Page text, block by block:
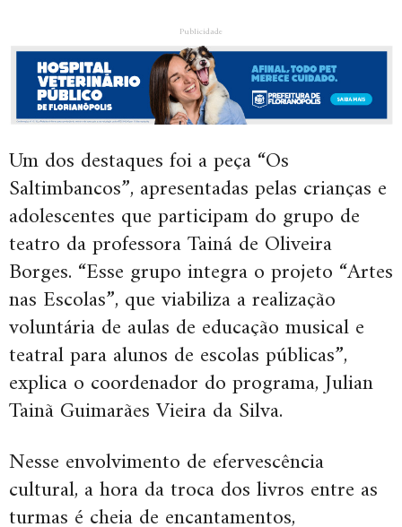
Publicidade
Um dos destaques foi a peça “Os
Saltimbancos”, apresentadas pelas crianças e
adolescentes que participam do grupo de
teatro da professora Tainá de Oliveira
Borges. “Esse grupo integra o projeto “Artes
nas Escolas”, que viabiliza a realização
voluntária de aulas de educação musical e
teatral para alunos de escolas públicas”,
explica o coordenador do programa, Julian
Tainã Guimarães Vieira da Silva.
Nesse envolvimento de efervescência
cultural, a hora da troca dos livros entre as
turmas é cheia de encantamentos,